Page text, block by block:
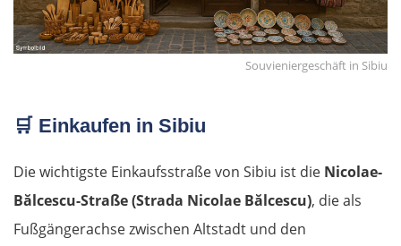
Souvieniergeschäft in Sibiu
🛒 Einkaufen in Sibiu
Die wichtigste Einkaufsstraße von Sibiu ist die Nicolae-
Bălcescu-Straße(Strada Nicolae Bălcescu), die als
Fußgängerachse zwischen Altstadt und den